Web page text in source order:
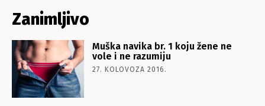
Zanimljivo
Muška navika br. 1 koju žene ne
vole i ne razumiju
27. KOLOVOZA 2016.